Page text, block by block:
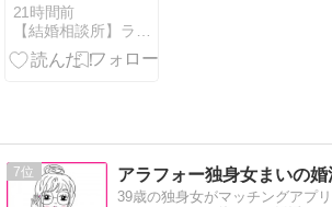
健室で働く美
人女性の婚活
での人気度
21時間前
【結婚相談所】ラポールアンカーの婚活体験談
7 アラフォー独身女まいの婚
39歳の独身女がマッチングアプ